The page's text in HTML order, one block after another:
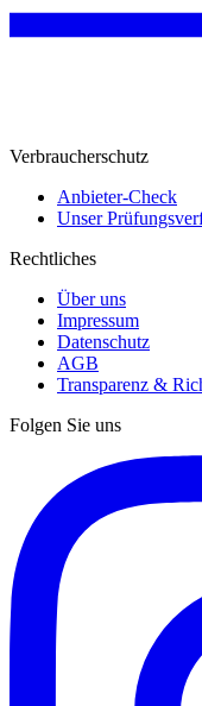
Verbraucherschutz
Anbieter-Check
Unser
Rechtliches
Über uns
Impressum
Datenschutz
AGB
Transparenz &
Folgen Sie uns